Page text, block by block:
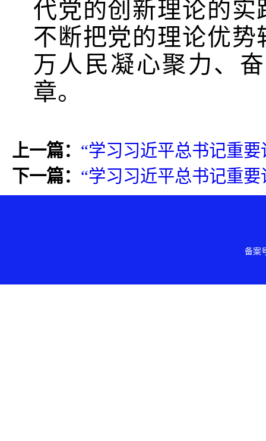
代党的创新理论的
不断把党的理论优
万人民凝心聚力、
章。
上一篇： “学习习近平总书记重
下一篇： “学习习近平总书记重
备案